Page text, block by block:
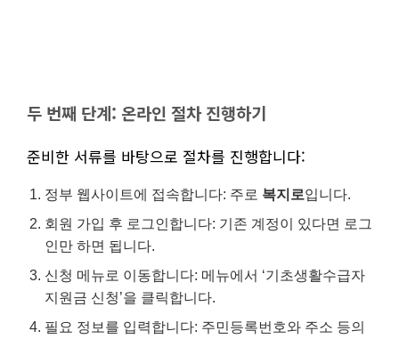
두 번째 단계: 온라인 절차 진행하기
준비한 서류를 바탕으로 절차를 진행합니다:
정부 웹사이트에 접속합니다: 주로 복지로입니다.
회원 가입 후 로그인합니다: 기존 계정이 있다면 로그
인만 하면 됩니다.
신청 메뉴로 이동합니다: 메뉴에서 ‘기초생활수급자
지원금 신청’을 클릭합니다.
필요 정보를 입력합니다: 주민등록번호와 주소 등의